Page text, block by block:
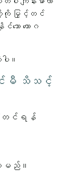
မြှင့်တင်
ာ ယောဂ
ါ။
င်မီ သိသင့်
တင်ရန်
မည်။